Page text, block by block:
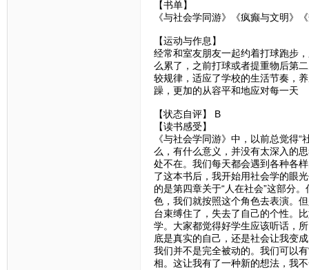
【书单】
《与社会学同游》《疯癫与文明》
【运动与作息】
经常和室友朋友一起约着打球跑步
么累了，之前打球或者提重物后第
较规律，适应了学校的生活节奏，
躁，更加的从容平和地应对每一天
【状态自评】 B
【读书感受】
《与社会学同游》中，以前总觉得
么，有什么意义，并没有太深入的
处不在。我们每天都会遇到各种各
了这本书后，我开始用社会学的眼
的是第四章关于“人在社会”这部分
色，我们就按照这个角色去表演。
台束缚住了，失去了自己的个性。
学。大家都觉得好学生应该听话，
底是真实的自己，还是社会让我变
我们并不是完全被动的。我们可以
相。这让我有了一种新的想法，我